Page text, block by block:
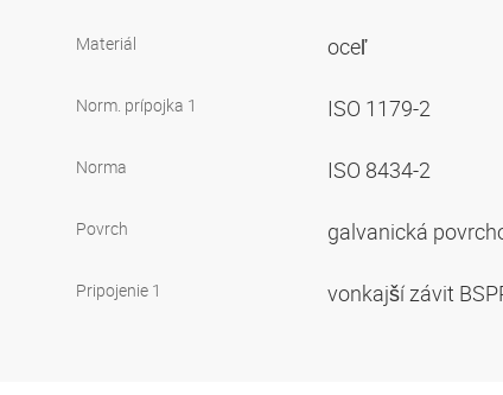
Materiál oceľ
Norm. prípojka 1 ISO 1179-2
Norma ISO 8434-2
Povrch galvanická
Pripojenie 1 vonkajší závit